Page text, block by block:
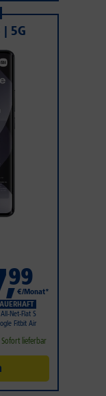
| 5G
,99
€/Monat*
All-Net-Flat S
Fitbit Air
Sofort lieferbar